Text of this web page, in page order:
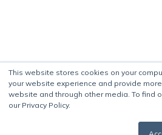
This website stores cookies on your
your website experience and provide
website and through other media. To find
our Privacy Policy.